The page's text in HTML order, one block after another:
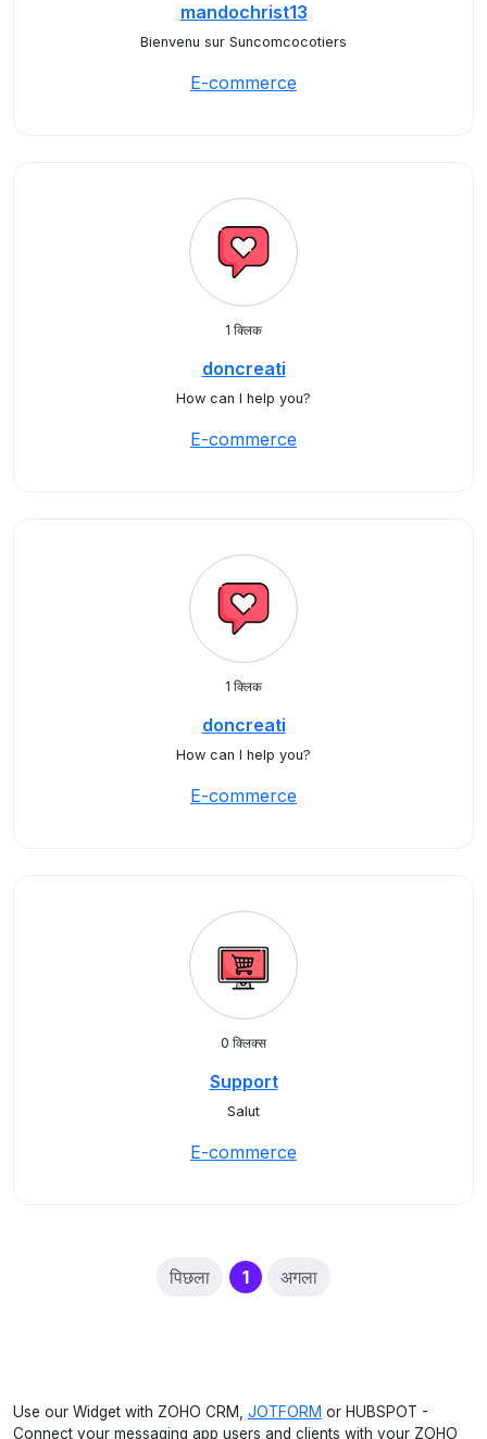
mandochrist13
Bienvenu sur Suncomcocotiers
E-commerce
1 क्लिक
doncreati
How can I help you?
E-commerce
1 क्लिक
doncreati
How can I help you?
E-commerce
0 क्लिक्स
Support
Salut
E-commerce
पिछला 1(current)
अगला
Use our Widget with ZOHO CRM, JOTFORM or HUBSPOT -
Connect your messaging app users and clients with your ZOHO